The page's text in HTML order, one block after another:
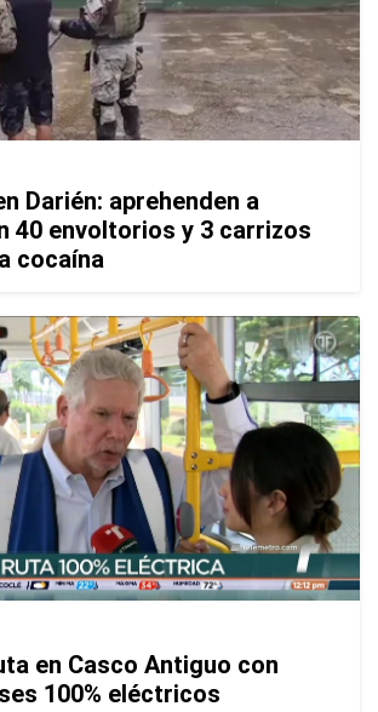
Darién: aprehenden a
40 envoltorios y 3 carrizos
cocaína
en Casco Antiguo con
100% eléctricos